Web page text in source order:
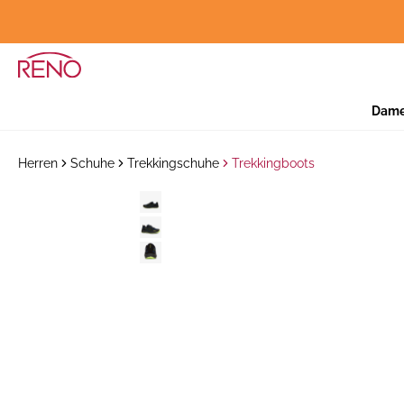
Herren Schuhe Trekkingschuhe Trekkingboots